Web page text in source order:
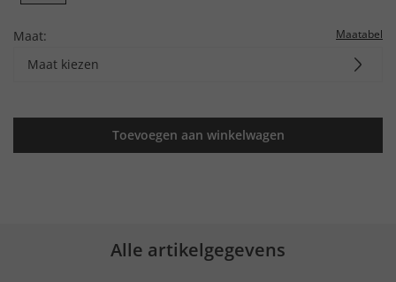
Maat: Maatabel
Maat kiezen
Toevoegen aan winkelwagen
Alle artikelgegevens